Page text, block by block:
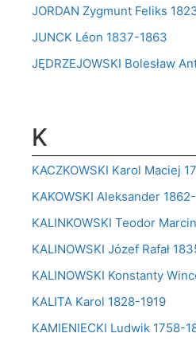
JORDAN Zygmunt Feliks
JUNCK Léon 1837-1863
JĘDRZEJOWSKI Bolesław
K
KACZKOWSKI Karol Maciej
KAKOWSKI Aleksander
KALINKOWSKI Teodor
KALINOWSKI Józef Rafał
KALINOWSKI Konstanty
KALITA Karol 1828-1919
KAMIENIECKI Ludwik 1758-